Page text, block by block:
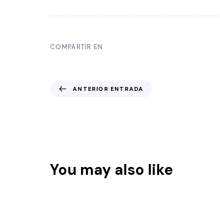
COMPARTIR EN
ANTERIOR ENTRADA
You may also like